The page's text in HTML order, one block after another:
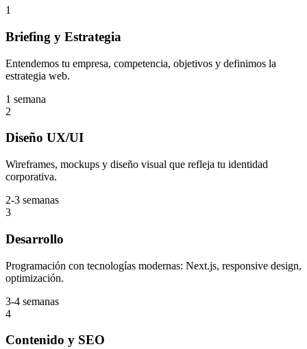
1
Briefing y Estrategia
Entendemos tu empresa, competencia, objetivos y definimos la
estrategia web.
1 semana
2
Diseño UX/UI
Wireframes, mockups y diseño visual que refleja tu identidad
corporativa.
2-3 semanas
3
Desarrollo
Programación con tecnologías modernas: Next.js, responsive design,
optimización.
3-4 semanas
4
Contenido y SEO